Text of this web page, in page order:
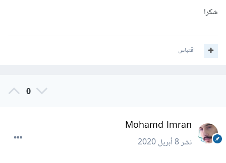
شكرا
اقتباس
0
Mohamd Imran
نشر8 أبريل 2020